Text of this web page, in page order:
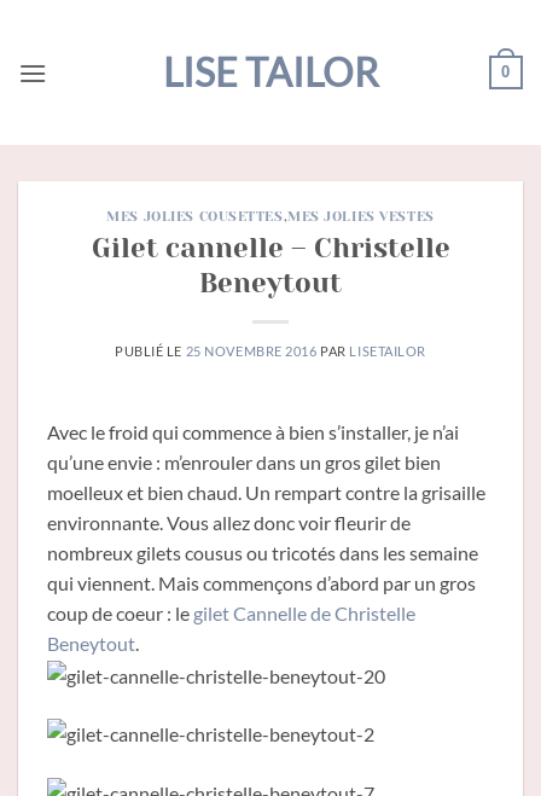
contenu
LISE TAILOR 0
MES JOLIES COUSETTES,MES JOLIES VESTES
Gilet cannelle – Christelle
Beneytout
PUBLIÉ LE 25 NOVEMBRE 2016 PAR LISETAILOR
Avec le froid qui commence à bien s’installer, je n’ai
qu’une envie : m’enrouler dans un gros gilet bien
moelleux et bien chaud. Un rempart contre la grisaille
environnante. Vous allez donc voir fleurir de
nombreux gilets cousus ou tricotés dans les semaine
qui viennent. Mais commençons d’abord par un gros
coup de coeur : le gilet Cannelle de Christelle
Beneytout